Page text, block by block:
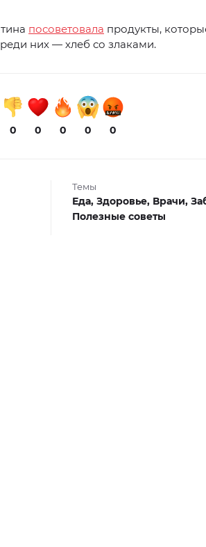
посоветовала продукты,
них — хлеб со злаками.
0 0 0 0 0
Темы
Еда, Здоровье, Врачи,
Полезные советы